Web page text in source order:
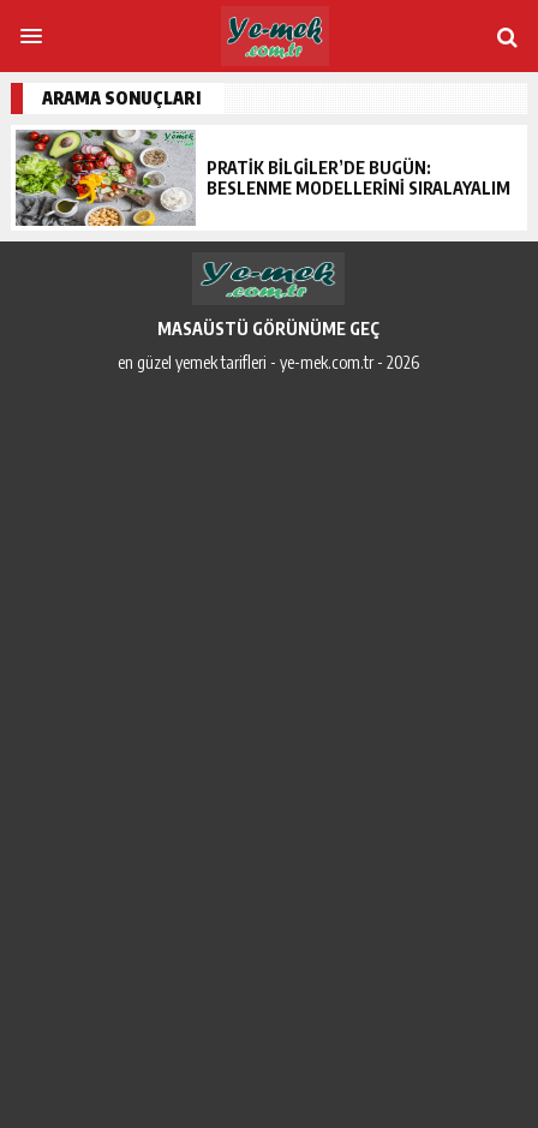
ARAMA SONUÇLARI
PRATIK BILGILER’DE BUGÜN:
BESLENME MODELLERINI SIRALAYALIM
MASAÜSTÜ GÖRÜNÜME GEÇ
en güzel yemek tarifleri - ye-mek.com.tr - 2026